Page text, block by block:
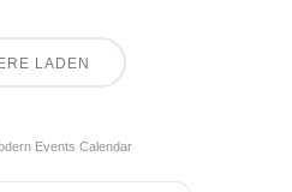
LADEN
Events Calendar